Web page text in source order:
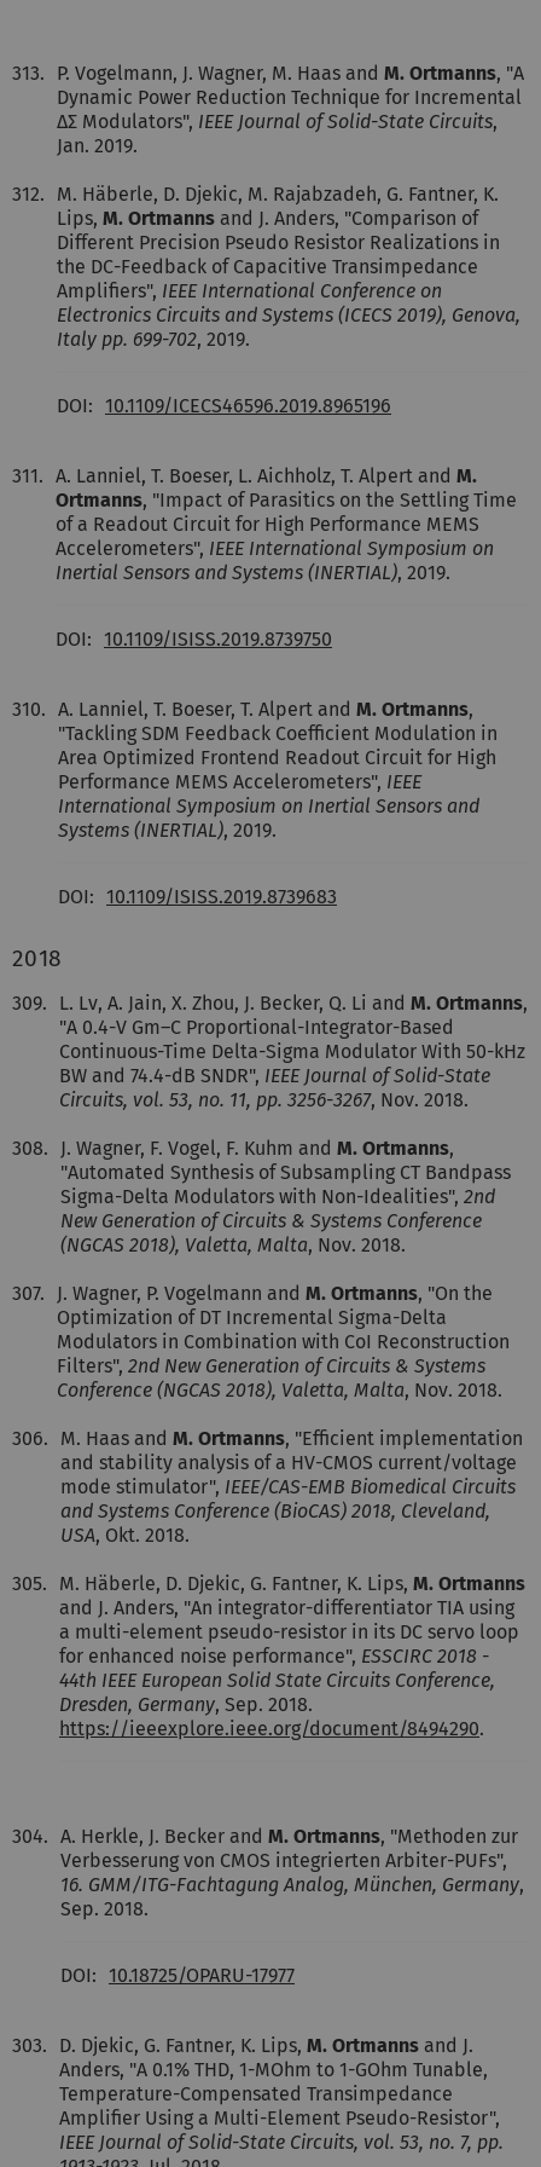
313. P. Vogelmann, J. Wagner, M. Haas and M. Ortmanns, "A
Dynamic Power Reduction Technique for Incremental
ΔΣ Modulators", IEEE Journal of Solid-State Circuits,
Jan. 2019.
312.
M. Häberle, D. Djekic, M. Rajabzadeh, G. Fantner, K.
Lips, M. Ortmanns and J. Anders, "Comparison of
Different Precision Pseudo Resistor Realizations in
the DC-Feedback of Capacitive Transimpedance
Ampliﬁers", IEEE International Conference on
Electronics Circuits and Systems (ICECS 2019), Genova,
Italy pp. 699-702, 2019.
DOI: 10.1109/ICECS46596.2019.8965196
311. A. Lanniel, T. Boeser, L. Aichholz, T. Alpert and M.
Ortmanns, "Impact of Parasitics on the Settling Time
of a Readout Circuit for High Performance MEMS
Accelerometers", IEEE International Symposium on
Inertial Sensors and Systems (INERTIAL), 2019.
DOI: 10.1109/ISISS.2019.8739750
310. A. Lanniel, T. Boeser, T. Alpert and M. Ortmanns,
"Tackling SDM Feedback Coefficient Modulation in
Area Optimized Frontend Readout Circuit for High
Performance MEMS Accelerometers", IEEE
International Symposium on Inertial Sensors and
Systems (INERTIAL), 2019.
DOI: 10.1109/ISISS.2019.8739683
2018
309. L. Lv, A. Jain, X. Zhou, J. Becker, Q. Li and M. Ortmanns,
"A 0.4-V Gm–C Proportional-Integrator-Based
Continuous-Time Delta-Sigma Modulator With 50-kHz
BW and 74.4-dB SNDR", IEEE Journal of Solid-State
Circuits, vol. 53, no. 11, pp. 3256-3267, Nov. 2018.
308. J. Wagner, F. Vogel, F. Kuhm and M. Ortmanns,
"Automated Synthesis of Subsampling CT Bandpass
Sigma-Delta Modulators with Non-Idealities", 2nd
New Generation of Circuits & Systems Conference
(NGCAS 2018), Valetta, Malta, Nov. 2018.
307. J. Wagner, P. Vogelmann and M. Ortmanns, "On the
Optimization of DT Incremental Sigma-Delta
Modulators in Combination with CoI Reconstruction
Filters", 2nd New Generation of Circuits & Systems
Conference (NGCAS 2018), Valetta, Malta, Nov. 2018.
306. M. Haas and M. Ortmanns, "Efficient implementation
and stability analysis of a HV-CMOS current/voltage
mode stimulator", IEEE/CAS-EMB Biomedical Circuits
and Systems Conference (BioCAS) 2018, Cleveland,
USA, Okt. 2018.
305. M. Häberle, D. Djekic, G. Fantner, K. Lips, M. Ortmanns
and J. Anders, "An integrator-differentiator TIA using
a multi-element pseudo-resistor in its DC servo loop
for enhanced noise performance", ESSCIRC 2018 -
44th IEEE European Solid State Circuits Conference,
Dresden, Germany, Sep. 2018.
https://ieeexplore.ieee.org/document/8494290.
304. A. Herkle, J. Becker and M. Ortmanns, "Methoden zur
Verbesserung von CMOS integrierten Arbiter-PUFs",
16. GMM/ITG-Fachtagung Analog, München, Germany,
Sep. 2018.
DOI: 10.18725/OPARU-17977
303. D. Djekic, G. Fantner, K. Lips, M. Ortmanns and J.
Anders, "A 0.1% THD, 1-MOhm to 1-GOhm Tunable,
Temperature-Compensated Transimpedance
Amplifier Using a Multi-Element Pseudo-Resistor",
IEEE Journal of Solid-State Circuits, vol. 53, no. 7, pp.